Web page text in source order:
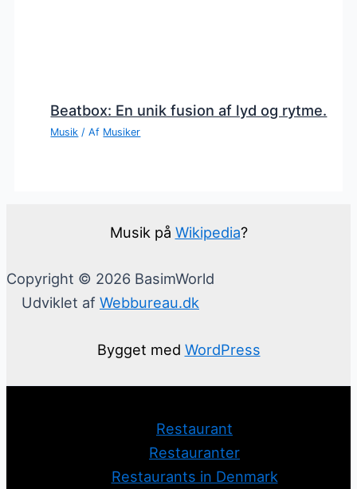
Beatbox: En unik fusion af lyd og rytme.
Musik / Af Musiker
Musik på Wikipedia?
Copyright © 2026 BasimWorld
Udviklet af Webbureau.dk
Bygget med WordPress
Restaurant
Restauranter
Restaurants in Denmark